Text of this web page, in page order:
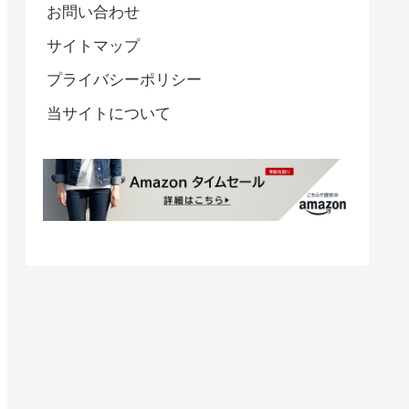
お問い合わせ
サイトマップ
プライバシーポリシー
当サイトについて